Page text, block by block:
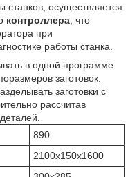
осуществляется
контроллера , что
при
работы станка.
в одной программе
заготовок.
заготовки с
рассчитав
890
2100х150х1600